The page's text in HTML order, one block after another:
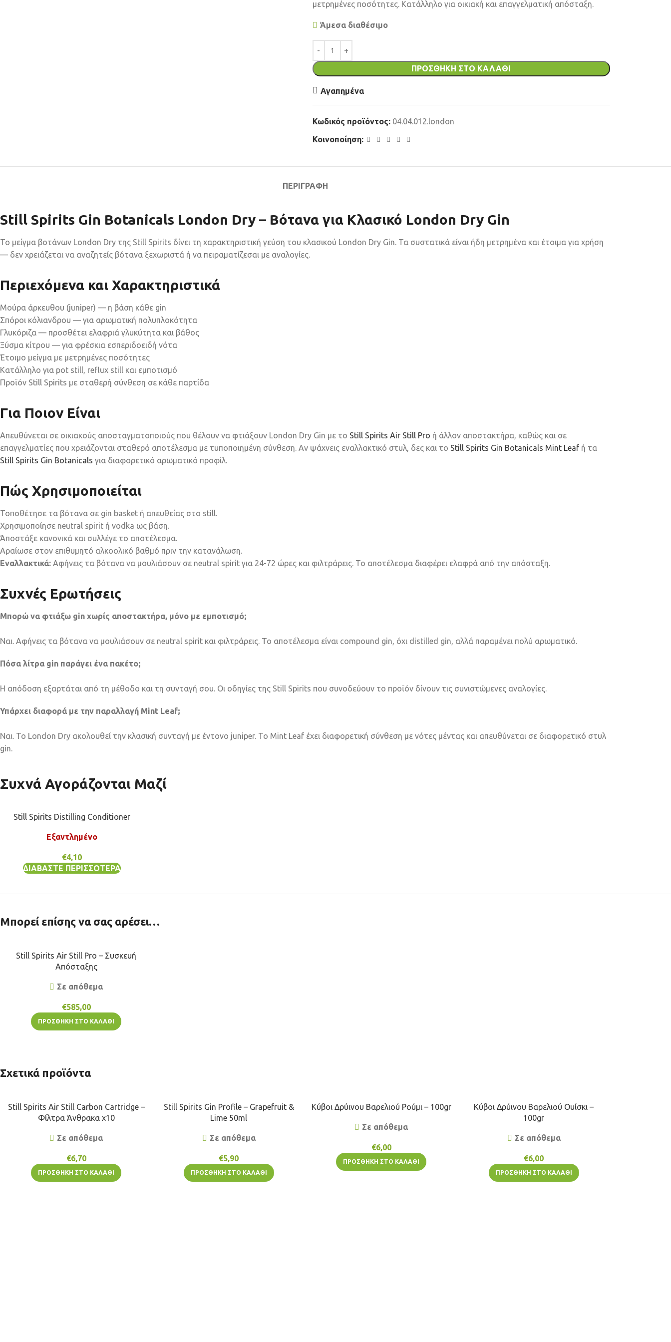
μετρημένες ποσότητες. Κατάλληλο για οικιακή και επαγγελματική απόσταξη.
Άμεσα διαθέσιμο
ΠΡΟΣΘΉΚΗ ΣΤΟ ΚΑΛΆΘΙ
Αγαπημένα
Κωδικός προϊόντος: 04.04.012.london
Κοινοποίηση:
ΠΕΡΙΓΡΑΦΉ
Still Spirits Gin Botanicals London Dry – Βότανα για Κλασικό London Dry Gin
Το μείγμα βοτάνων London Dry της Still Spirits δίνει τη χαρακτηριστική γεύση του κλασικού London Dry Gin. Τα συστατικά είναι ήδη μετρημένα και έτοιμα για χρήση
— δεν χρειάζεται να αναζητείς βότανα ξεχωριστά ή να πειραματίζεσαι με αναλογίες.
Περιεχόμενα και Χαρακτηριστικά
Μούρα άρκευθου (juniper) — η βάση κάθε gin
Σπόροι κόλιανδρου — για αρωματική πολυπλοκότητα
Γλυκόριζα — προσθέτει ελαφριά γλυκύτητα και βάθος
Ξύσμα κίτρου — για φρέσκια εσπεριδοειδή νότα
Έτοιμο μείγμα με μετρημένες ποσότητες
Κατάλληλο για pot still, reflux still και εμποτισμό
Προϊόν Still Spirits με σταθερή σύνθεση σε κάθε παρτίδα
Για Ποιον Είναι
Απευθύνεται σε οικιακούς αποσταγματοποιούς που θέλουν να φτιάξουν London Dry Gin με το Still Spirits Air Still Pro ή άλλον αποστακτήρα, καθώς και σε
επαγγελματίες που χρειάζονται σταθερό αποτέλεσμα με τυποποιημένη σύνθεση. Αν ψάχνεις εναλλακτικό στυλ, δες και το Still Spirits Gin Botanicals Mint Leaf ή τα
Still Spirits Gin Botanicals για διαφορετικό αρωματικό προφίλ.
Πώς Χρησιμοποιείται
Τοποθέτησε τα βότανα σε gin basket ή απευθείας στο still.
Χρησιμοποίησε neutral spirit ή vodka ως βάση.
Άποστάξε κανονικά και συλλέγε το αποτέλεσμα.
Αραίωσε στον επιθυμητό αλκοολικό βαθμό πριν την κατανάλωση.
Εναλλακτικά: Αφήνεις τα βότανα να μουλιάσουν σε neutral spirit για 24-72 ώρες και φιλτράρεις. Το αποτέλεσμα διαφέρει ελαφρά από την απόσταξη.
Συχνές Ερωτήσεις
Μπορώ να φτιάξω gin χωρίς αποστακτήρα, μόνο με εμποτισμό;
Ναι. Αφήνεις τα βότανα να μουλιάσουν σε neutral spirit και φιλτράρεις. Το αποτέλεσμα είναι compound gin, όχι distilled gin, αλλά παραμένει πολύ αρωματικό.
Πόσα λίτρα gin παράγει ένα πακέτο;
Η απόδοση εξαρτάται από τη μέθοδο και τη συνταγή σου. Οι οδηγίες της Still Spirits που συνοδεύουν το προϊόν δίνουν τις συνιστώμενες αναλογίες.
Υπάρχει διαφορά με την παραλλαγή Mint Leaf;
Ναι. Το London Dry ακολουθεί την κλασική συνταγή με έντονο juniper. Το Mint Leaf έχει διαφορετική σύνθεση με νότες μέντας και απευθύνεται σε διαφορετικό στυλ
gin.
Συχνά Αγοράζονται Μαζί
Still Spirits Distilling Conditioner
Εξαντλημένο
€4,10
ΔΙΑΒΆΣΤΕ ΠΕΡΙΣΣΌΤΕΡΑ
Μπορεί επίσης να σας αρέσει…
Still Spirits Air Still Pro – Συσκευή
Απόσταξης
Σε απόθεμα
€585,00
ΠΡΟΣΘΉΚΗ ΣΤΟ ΚΑΛΆΘΙ
Σχετικά προϊόντα
Still Spirits Air Still Carbon Cartridge –
Φίλτρα Άνθρακα x10
Σε απόθεμα
€6,70
ΠΡΟΣΘΉΚΗ ΣΤΟ ΚΑΛΆΘΙ
Still Spirits Gin Profile – Grapefruit &
Lime 50ml
Σε απόθεμα
€5,90
ΠΡΟΣΘΉΚΗ ΣΤΟ ΚΑΛΆΘΙ
Κύβοι Δρύινου Βαρελιού Ρούμι – 100gr
Σε απόθεμα
€6,00
ΠΡΟΣΘΉΚΗ ΣΤΟ ΚΑΛΆΘΙ
Κύβοι Δρύινου Βαρελιού Ουίσκι –
100gr
Σε απόθεμα
€6,00
ΠΡΟΣΘΉΚΗ ΣΤΟ ΚΑΛΆΘΙ